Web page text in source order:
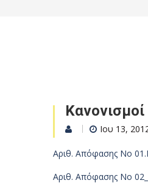
Ιου 13,
Αριθ. Απόφασης Νο
Αριθ. Απόφασης Νο